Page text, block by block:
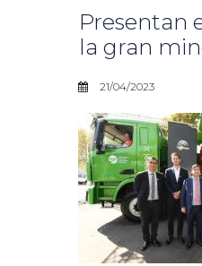
Presentan
la gran
21/04/2023